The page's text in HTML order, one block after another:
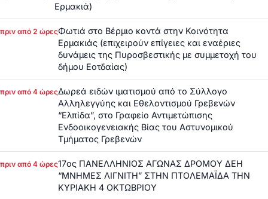
Ερμακιά)
πριν από 2 ώρεςΦωτιά στο Βέρμιο κοντά στην Κοινότητα
Ερμακιάς (επιχειρούν επίγειες και εναέριες
δυνάμεις της Πυροσβεστικής με συμμετοχή του
δήμου Εοτδαίας)
πριν από 4 ώρεςΔωρεά ειδών ιματισμού από το Σύλλογο
Αλληλεγγύης και Εθελοντισμού Γρεβενών
“Ελπίδα”, στο Γραφείο Αντιμετώπισης
Ενδοοικογενειακής Βίας του Αστυνομικού
Τμήματος Γρεβενών
πριν από 4 ώρες17ος ΠΑΝΕΛΛΗΝΙΟΣ ΑΓΩΝΑΣ ΔΡΟΜΟΥ ΔΕΗ
“ΜΝΗΜΕΣ ΛΙΓΝΙΤΗ” ΣΤΗΝ ΠΤΟΛΕΜΑΪΔΑ ΤΗΝ
ΚΥΡΙΑΚΗ 4 ΟΚΤΩΒΡΙΟΥ